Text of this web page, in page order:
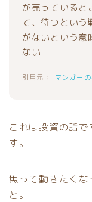
が売っていると
て、待つという
がないという意
ない
マンガー
これは投資の話
す。
焦って動きたく
と。